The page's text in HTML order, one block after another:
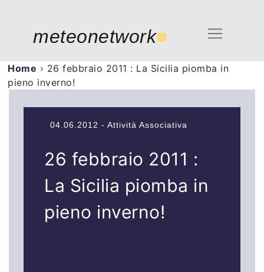
meteonetwork■
Home › 26 febbraio 2011 : La Sicilia piomba in
pieno inverno!
04.06.2012 - Attività Associativa
26 febbraio 2011 :
La Sicilia piomba in
pieno inverno!